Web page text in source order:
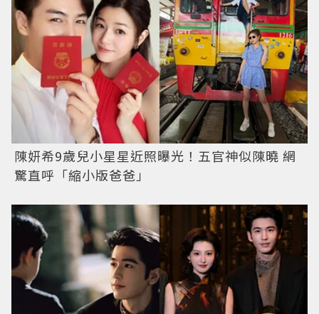
陳妍希9歲兒小星星近照曝光！五官神似陳曉 網
驚直呼「縮小版爸爸」